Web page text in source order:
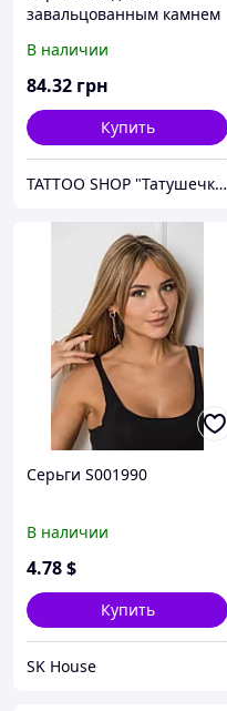
завальцованным камнем
размеров. Studex Январь
- Гранат (R201 и M201)
В наличии
84.32 грн
Купить
TATTOO SHOP "Татушечка" Молдова
Серьги S001990
В наличии
4.78$
Купить
SK House